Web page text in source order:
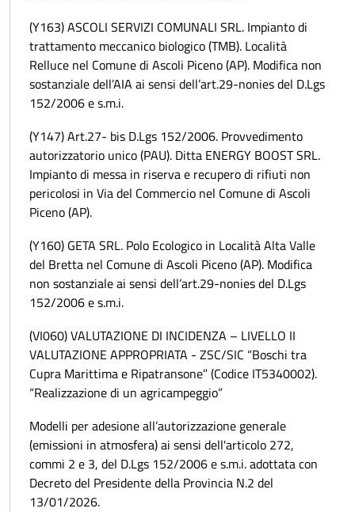
(Y163) ASCOLI SERVIZI COMUNALI SRL. Impianto di
trattamento meccanico biologico (TMB). Località
Relluce nel Comune di Ascoli Piceno (AP). Modifica non
sostanziale dell’AIA ai sensi dell’art.29-nonies del D.Lgs
152/2006 e s.m.i.
(Y147) Art.27- bis D.Lgs 152/2006. Provvedimento
autorizzatorio unico (PAU). Ditta ENERGY BOOST SRL.
Impianto di messa in riserva e recupero di rifiuti non
pericolosi in Via del Commercio nel Comune di Ascoli
Piceno (AP).
(Y160) GETA SRL. Polo Ecologico in Località Alta Valle
del Bretta nel Comune di Ascoli Piceno (AP). Modifica
non sostanziale ai sensi dell’art.29-nonies del D.Lgs
152/2006 e s.m.i.
(VI060) VALUTAZIONE DI INCIDENZA – LIVELLO II
VALUTAZIONE APPROPRIATA - ZSC/SIC “Boschi tra
Cupra Marittima e Ripatransone” (Codice IT5340002).
“Realizzazione di un agricampeggio”
Modelli per adesione all’autorizzazione generale
(emissioni in atmosfera) ai sensi dell'articolo 272,
commi 2 e 3, del D.Lgs 152/2006 e s.m.i. adottata con
Decreto del Presidente della Provincia N.2 del
13/01/2026.